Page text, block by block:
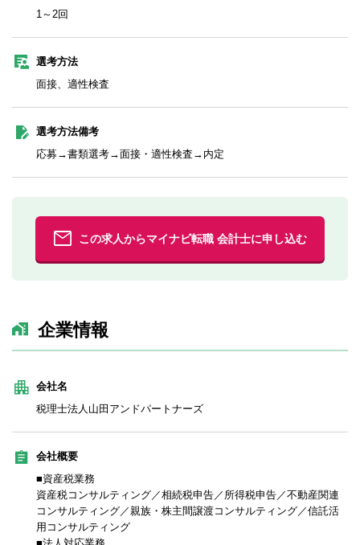
1～2回
選考方法
面接、適性検査
選考方法備考
応募→書類選考→面接・適性検査→内定
この求人からマイナビ転職 会計士に申し込む
企業情報
会社名
税理士法人山田アンドパートナーズ
会社概要
■資産税業務
資産税コンサルティング／相続税申告／所得税申告／不動産関連
コンサルティング／親族・株主間譲渡コンサルティング／信託活
用コンサルティング